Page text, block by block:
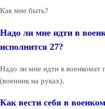
Как мне быть?
Надо ли мне идти в
исполнится 27?
Надо ли мне идти в военкомат
(военник на руках).
Как вести себя в